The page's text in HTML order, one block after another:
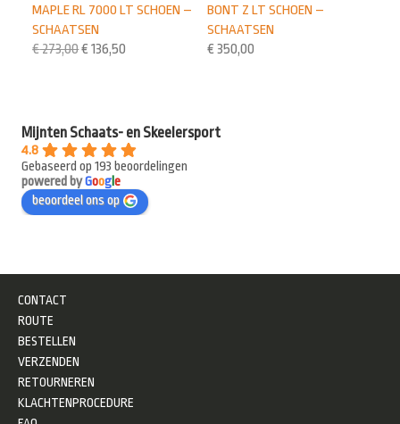
BONT Z LT SCHOEN –
SCHAATSEN
€ 350,00
MAPLE RL 7000 LT SCHOEN –
SCHAATSEN
€273,00€ 136,50
Mijnten Schaats- en Skeelersport
4.8
Gebaseerd op 193 beoordelingen
powered byGooge
beoordeel ons op
CONTACT
ROUTE
BESTELLEN
VERZENDEN
RETOURNEREN
KLACHTENPROCEDURE